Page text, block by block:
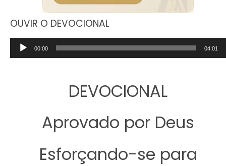
OUVIR O DEVOCIONAL
Tocador
de
00:00 04:01
DEVOCIONAL
Aprovado por Deus
Esforçando-se para